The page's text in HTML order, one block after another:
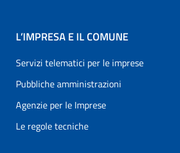
L’IMPRESA E IL COMUNE
Servizi telematici per le imprese
Pubbliche amministrazioni
Agenzie per le Imprese
Le regole tecniche